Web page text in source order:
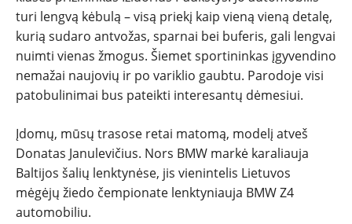
turi lengvą kėbulą – visą priekį kaip vieną vieną detalę,
kurią sudaro antvožas, sparnai bei buferis, gali lengvai
nuimti vienas žmogus. Šiemet sportininkas įgyvendino
nemažai naujovių ir po variklio gaubtu. Parodoje visi
patobulinimai bus pateikti interesantų dėmesiui.
Įdomų, mūsų trasose retai matomą, modelį atveš
Donatas Janulevičius. Nors BMW markė karaliauja
Baltijos šalių lenktynėse, jis vienintelis Lietuvos
mėgėjų žiedo čempionate lenktyniauja BMW Z4
automobiliu.